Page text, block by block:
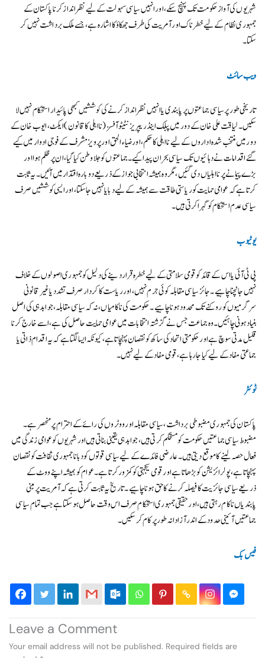
شہریوں کی آواز حکومت تک پہنچ سکے، اور انہیں سیاسی سہولت کے لیے نظرانداز کرنا پاکستان کے
جمہوری نظام کے لیے خطرناک اور آمریت کی طرف جھکاؤ کا اشارہ ہے، جسے ملک برداشت نہیں کر
سکتا۔
ویب سائٹ
تاریخی طور پر سیاسی جماعتوں پر پابندی یا انہیں نظرانداز کرنے کی کوششیں کبھی پائیدار استحکام نہیں لا
سکیں۔ لیاقت علی خان کے دور میں پبلک اینڈ ریپریزنٹیٹو آفسز (نااہلی کا قانون) ایکٹ، ایوب خان کے
دور میں منتخب شدہ اداروں کے لیے نااہلی کا حکم، اور ضیاء الحق اور پرویز مشرف کے فوجی ادوار میں کیے
گئے اقدامات نے دہائیوں تک سیاسی بحران پیدا کیے۔ جماعتوں کو جلا وطن کیا گیا، ان پر ظلم ہوا اور
بڑے پیمانے پر نااہلیاں دی گئیں، مگر وہ ہمیشہ انتخابی جواز کے ذریعے دوبارہ اقتدار میں آئیں۔ یہ ثابت
کرتا ہے کہ عوامی حمایت کو ریاستی طاقت سے ہمیشہ کے لیے دبایا نہیں جا سکتا، اور ایسی کوششیں صرف
سیاسی عدم استحکام کو گہرا کرتی ہیں۔
یوٹیوب
پی ٹی آئی یا اس کے قائد کو قومی سلامتی کے لیے خطرہ قرار دینے کی دلیل کو جمہوری اصولوں کے خلاف
نہیں جانچنا چاہیے۔ جائز سیاسی مقابلہ کوئی جرم نہیں، اور ریاست کا کردار صرف تشدد یا غیر قانونی
سرگرمیوں کو روکنے تک محدود ہونا چاہیے۔ حکومت کی ناکامیاں، نہ کہ سیاسی مقابلہ، جوابدہی کی اصل
بنیاد ہونی چاہئیں۔ وہ جماعت جس نے گزشتہ انتخابات میں عوامی حمایت حاصل کی ہے، اسے خارج کرنا
قلیل مدتی سوچ ہے اور حکومتی اتحاد کی ساکھ کو نقصان پہنچاتا ہے، کیونکہ ایسا لگتا ہے کہ یہ اقدام ذاتی یا
جماعتی مفاد کے لیے کیا جا رہا ہے، قومی مفاد کے لیے نہیں۔
ٹوئٹر
پاکستان کی جمہوری مضبوطی برداشت، سیاسی مقابلہ اور ووٹروں کی رائے کے احترام پر منحصر ہے۔
مضبوط سیاسی جماعتیں حکومت کو مستحکم کرتی ہیں، جوابدہی یقینی بناتی ہیں اور شہریوں کو عوامی زندگی میں
فعال حصہ لینے کا موقع دیتی ہیں۔ عارضی فائدے کے لیے سیاسی قوتوں کو دبانا جمہوری ثقافت کو نقصان
پہنچاتا ہے، پولرائزیشن کو بڑھاتا ہے اور قومی یکجہتی کو کمزور کرتا ہے۔ عوام کو ہمیشہ اپنے ووٹ کے
ذریعے سیاسی جائزیت کا فیصلہ کرنے کا حق ہونا چاہیے۔ تاریخ یہ ثابت کرتی ہے کہ آمریت پر مبنی
پابندیاں ناکام رہتی ہیں، اور حقیقی جمہوری استحکام صرف اس وقت حاصل ہو سکتا ہے جب تمام سیاسی
جماعتیں آئینی حدود کے اندر آزادانہ طور پر کام کر سکیں۔
فیس بک
Leave a Comment
Your email address will not be published. Required fields are